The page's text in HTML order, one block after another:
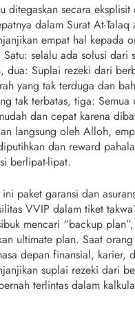
ditegaskan secara
dalam Surat At-
empat hal kepada
Satu: selalu ada solusi dari
dua: Suplai rezeki dari
yang tak terduga dan
tak terbatas, tiga: Semua
dan cepat karena
langsung oleh Alloh,
dan reward
berlipat-lipat.
ini paket garansi dan
VVIP dalam tiket
mencari “backup
ultimate plan. Saat
depan finansial, karier,
suplai rezeki dari
terlintas dalam